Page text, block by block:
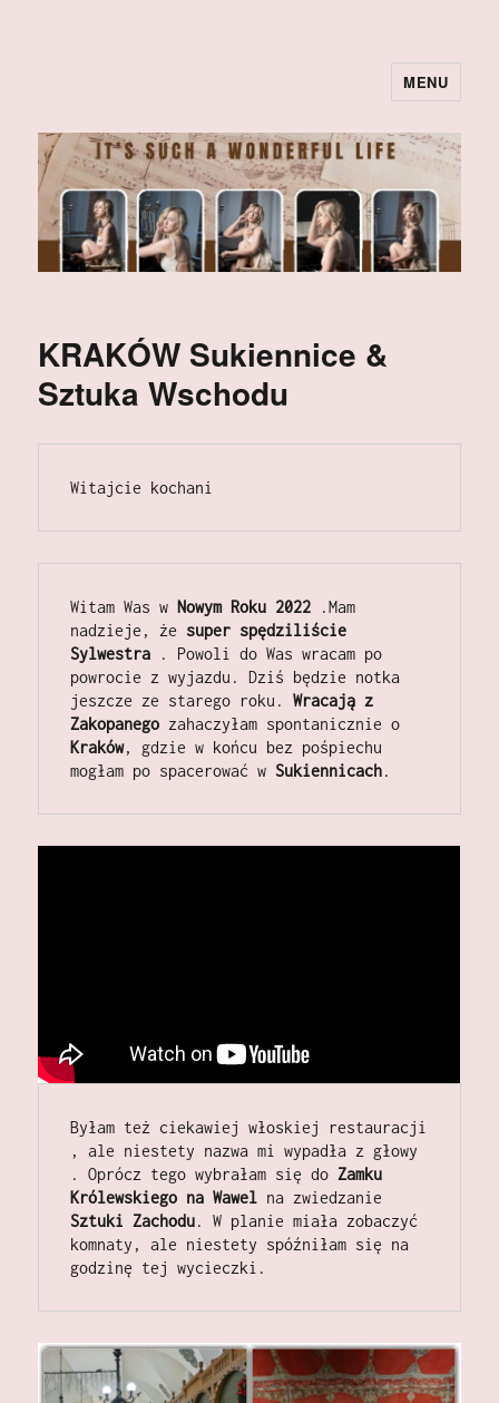
MENU
KRAKÓW Sukiennice &
Sztuka Wschodu
Witajcie kochani
Witam Was w Nowym Roku 2022
.Mam
nadzieje, że super spędziliście
Sylwestra
. Powoli do Was wracam po
powrocie z wyjazdu. Dziś będzie notka
jeszcze ze starego roku. Wracają z
Zakopanego
Kraków, gdzie w końcu bez pośpiechu
mogłam po spacerować w Sukiennicach.
Byłam też ciekawiej włoskiej restauracji
, ale niestety nazwa mi wypadła z głowy
. Oprócz tego wybrałam się do Zamku
Królewskiego na Wawel
Sztuki Zachodu. W planie miała zobaczyć
komnaty, ale niestety spóźniłam się na
godzinę tej wycieczki.